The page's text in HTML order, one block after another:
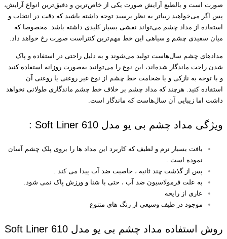
صورت است و بالطبع آرایش صورت یکی از خاص‌ترین و دقیق‌ترین انواع آرایش،
پس اگر می‌خواهید زیباتر به نظر برسید توجه داشته باشید که دقت در انتخاب و
استفاده از مداد چشم می‌تواند نقشی بسیار کلیدی داشته باشد. مخصوصا که
میان سفیدی چشم و سیاهی این خط مهم‌ترین کنتراست صورت رخ خواهد داد.
مدادهای چشم سال‌هاست تولید می‌شوند و به دلیل راحتی در استفاده و پاک
شدن راحت ماندگار شده‌اند، این نوع را می‌توانید به‌صورت روزانه استفاده کنید
و با توجه به نازکی و یا ضخامت خط چشم از نوع غیر روغنی یا روغنی آن
استفاده کنید. هرچند که مداد چشم بر خلاف خط چشم ماندگاری طولانی نخواهد
داشت اما زیبایی آن سال‌هاست که ماندگار است.
ویژگی مداد چشم بی یو مدل Soft Liner 610 :
بافت بسیار نرم و لطیف که کاربرد این مداد ها را بروی پلک چشم آسان
نموده است .
پس از گذشت چند ثانیه ، خاصیت ضد آب پیدا می کند .
به علت فرمولاسیون ضد آب ، حتی با شنا و ورزش پاک نمی شود.
عاری از رایحه
موجود در طیف وسیعی از رنگ های متنوع
روش استفاده مداد چشم بی یو مدل Soft Liner 610